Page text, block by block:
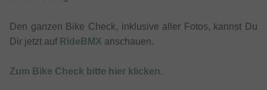
Den ganzen Bike Check, inklusive aller Fotos, kannst Du
Dir jetzt auf RideBMX anschauen.
Zum Bike Check bitte hier klicken.